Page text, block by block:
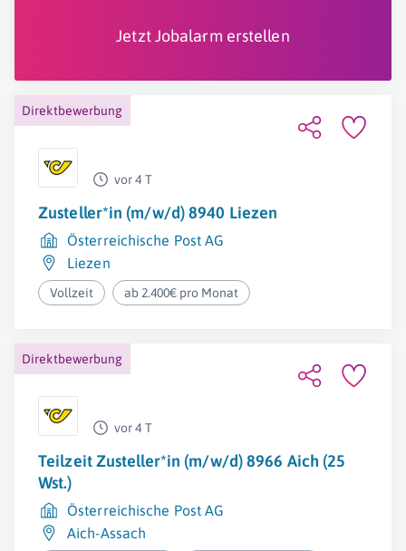
Jetzt Jobalarm erstellen
Direktbewerbung
vor 4 T
Zusteller*in (m/w/d) 8940 Liezen
Österreichische Post AG
Liezen
Vollzeit ab 2.400€ pro Monat
Direktbewerbung
vor 4 T
Teilzeit Zusteller*in (m/w/d) 8966 Aich (25
Wst.)
Österreichische Post AG
Aich-Assach